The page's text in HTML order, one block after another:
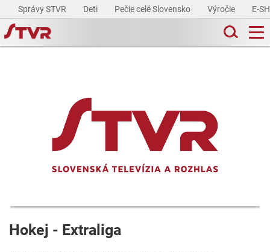
Správy STVR Deti Pečie celé Slovensko Výročie E-
Hokej - Extraliga